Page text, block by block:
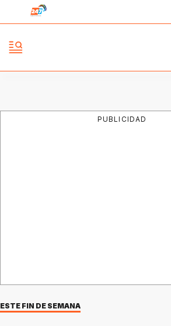
PUBLICIDAD
ESTE FIN DE SEMANA